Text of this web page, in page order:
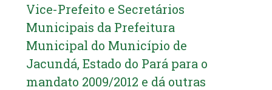
Vice-Prefeito e Secretários
Municipais da Prefeitura
Municipal do Município de
Jacundá, Estado do Pará para o
mandato 2009/2012 e dá outras